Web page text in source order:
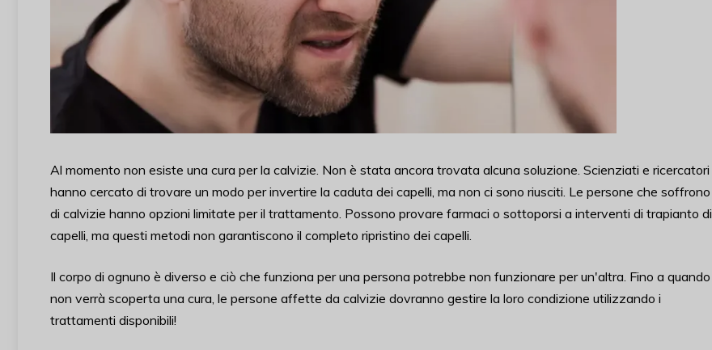
Al momento non esiste una cura per la calvizie. Non è stata ancora trovata alcuna soluzione. Scienziati e ricercatori
hanno cercato di trovare un modo per invertire la caduta dei capelli, ma non ci sono riusciti. Le persone che soffrono
di calvizie hanno opzioni limitate per il trattamento. Possono provare farmaci o sottoporsi a interventi di trapianto di
capelli, ma questi metodi non garantiscono il completo ripristino dei capelli.
Il corpo di ognuno è diverso e ciò che funziona per una persona potrebbe non funzionare per un'altra. Fino a quando
non verrà scoperta una cura, le persone affette da calvizie dovranno gestire la loro condizione utilizzando i
trattamenti disponibili!